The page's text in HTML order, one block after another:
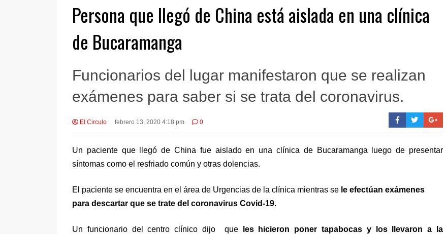
Persona que llegó de China está aislada en una clínica
de Bucaramanga
Funcionarios del lugar manifestaron que se realizan
exámenes para saber si se trata del coronavirus.
El Circulo febrero 13, 2020 4:18 pm 0
Un paciente que llegó de China fue aislado en una clínica de Bucaramanga luego de presentar
síntomas como el resfriado común y otras dolencias.
El paciente se encuentra en el área de Urgencias de la clínica mientras se le efectúan exámenes
para descartar que se trate del coronavirus Covid-19.
Un funcionario del centro clínico dijo que
les hicieron poner tapabocas y los llevaron a la